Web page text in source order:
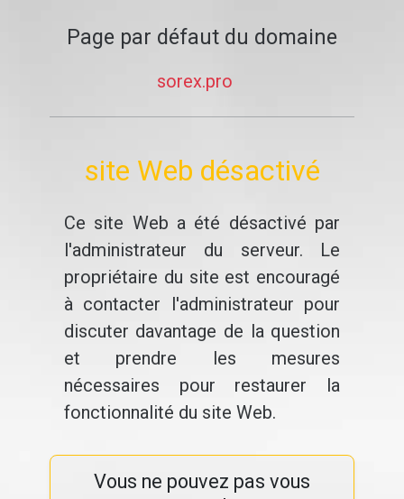
Page par défaut du domaine
sorex.pro
site Web désactivé
Ce site Web a été désactivé par
l'administrateur du serveur. Le
propriétaire du site est encouragé
à contacter l'administrateur pour
discuter davantage de la question
et prendre les mesures
nécessaires pour restaurer la
fonctionnalité du site Web.
Vous ne pouvez pas vous